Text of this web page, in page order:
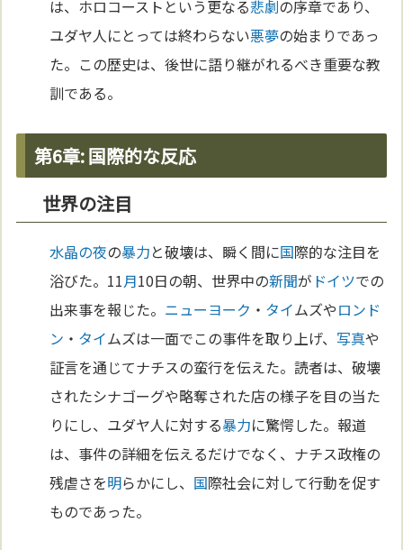
は、ホロコーストという更なる悲劇の序章であり、
ユダヤ人にとっては終わらない悪夢の始まりであっ
た。この歴史は、後世に語り継がれるべき重要な教
訓である。
第6章: 国際的な反応
世界の注目
水晶の夜の暴力と破壊は、瞬く間に国際的な注目を
浴びた。11月10日の朝、世界中の新聞が ドイツでの
出来事を報じた。 ニューヨーク ・ タイムズやロンド
ン ・ タイムズは一面でこの事件を取り上げ、写真や
証言を通じてナチスの蛮行を伝えた。読者は、破壊
されたシナゴーグや略奪された店の様子を目の当た
りにし、ユダヤ人に対する暴力に驚愕した。報道
は、事件の詳細を伝えるだけでなく、ナチス政権の
残虐さを明らかにし、 国際社会に対して行動を促す
ものであった。